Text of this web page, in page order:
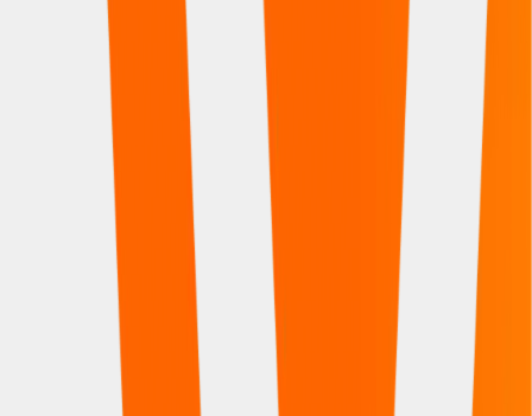
Trazendo consigo o DNA e identidade de Realplast, a linha
Atuali proporciona praticidade, durabilidade e conforto para
todos os momentos.